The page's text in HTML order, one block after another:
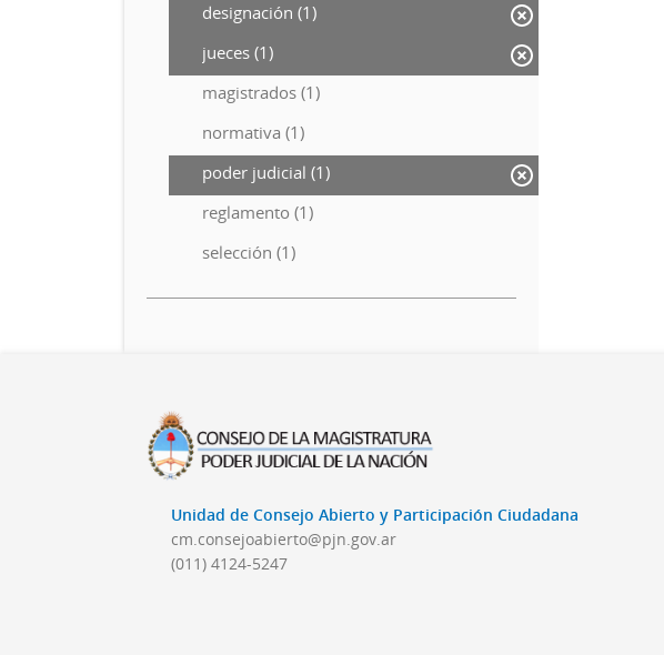
designación (1)
jueces (1)
magistrados (1)
normativa (1)
poder judicial (1)
reglamento (1)
selección (1)
Unidad de Consejo Abierto y Participación Ciudadana
cm.consejoabierto@pjn.gov.ar
(011) 4124-5247